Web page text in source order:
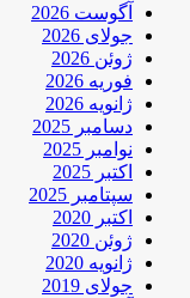
آگوست 2026
جولای 2026
ژوئن 2026
فوریه 2026
ژانویه 2026
دسامبر 2025
نوامبر 2025
اکتبر 2025
سپتامبر 2025
اکتبر 2020
ژوئن 2020
ژانویه 2020
جولای 2019